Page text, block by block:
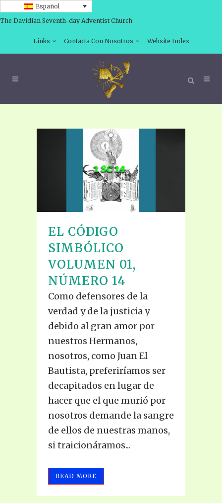
Español
The Davidian Seventh-day Adventist Church
Links Contacta Con Nosotros Website Index
EL CÓDIGO
SIMBÓLICO
VOLUMEN 01,
NÚMERO 14
Como defensores de la
verdad y de la justicia y
debido al gran amor por
nuestros Hermanos,
nosotros, como Juan El
Bautista, preferiríamos ser
decapitados en lugar de
hacer que el que murió por
nosotros demande la sangre
de ellos de nuestras manos,
si traicionáramos...
READ MORE